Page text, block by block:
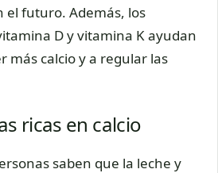
el futuro. Además, los
D y vitamina K ayudan
más calcio y a regular las
ricas en calcio
saben que la leche y